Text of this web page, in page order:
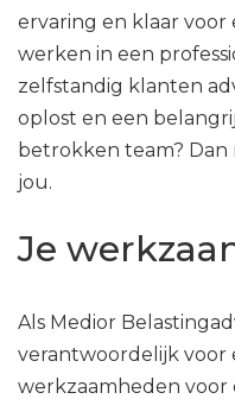
ervaring en klaar voor
werken in een
zelfstandig klanten
oplost en een
betrokken team? Dan
jou.
Je
Als Medior
verantwoordelijk voor
werkzaamheden voor